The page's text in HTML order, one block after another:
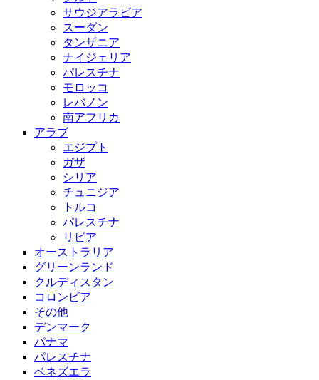
サウジアラビア
スーダン
タンザニア
ナイジェリア
パレスチナ
モロッコ
レバノン
南アフリカ
アラブ
エジプト
ガザ
シリア
チュニジア
トルコ
パレスチナ
リビア
オーストラリア
グリーンランド
クルディスタン
コロンビア
その他
デンマーク
パナマ
パレスチナ
ベネズエラ